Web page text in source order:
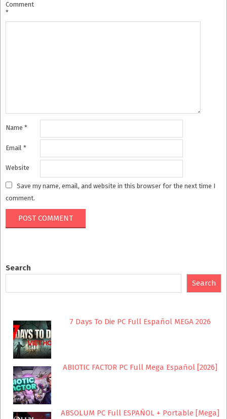
Comment
*
Name *
Email *
Website
Save my name, email, and website in this browser for the next time I
comment.
Search
Search
7 Days To Die PC Full Español MEGA 2026
ABIOTIC FACTOR PC Full Mega Español [2026]
ABSOLUM PC Full ESPAÑOL + Portable [Mega]